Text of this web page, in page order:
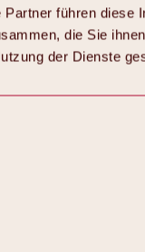
führen diese
die Sie
der Dienste